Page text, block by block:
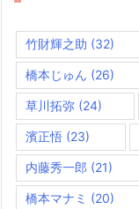
竹財輝之助 (32)
橋本じゅん (26)
草川拓弥 (24)
濱正悟 (23)
内藤秀一郎 (21)
橋本マナミ (20)